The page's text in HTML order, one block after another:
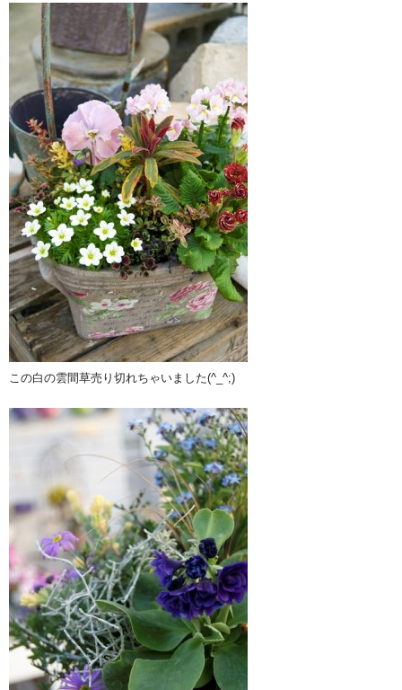
この白の雲間草売り切れちゃいました(^_^;)